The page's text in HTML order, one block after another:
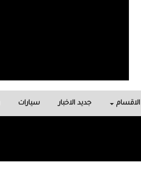
الاقسام جديد الاخبار سيارات